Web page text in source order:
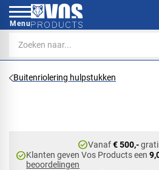
Menu
Buitenriolering hulpstukken
check_circleVanaf€ 500,-
check_circleKlanten geven Vos Products een
beoordelingen